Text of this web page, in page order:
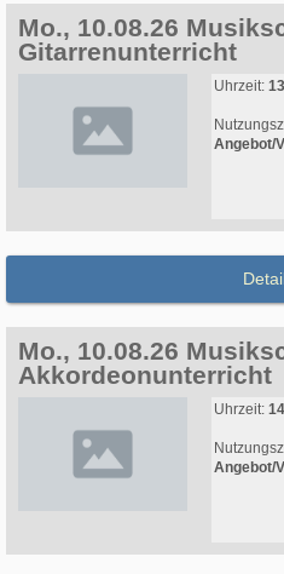
Mo., 10.08.26
Gitarrenunterricht
Uhrzeit:
Angebot/
Mo., 10.08.26
Akkordeonunterricht
Uhrzeit:
Angebot/